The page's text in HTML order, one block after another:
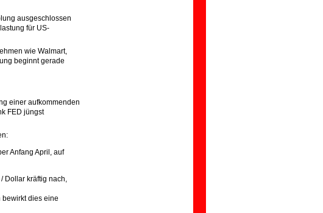
ausgeschlossen
für US-
wie Walmart,
beginnt gerade
einer aufkommenden
FED jüngst
Anfang April, auf
Dollar kräftig nach,
bewirkt dies eine